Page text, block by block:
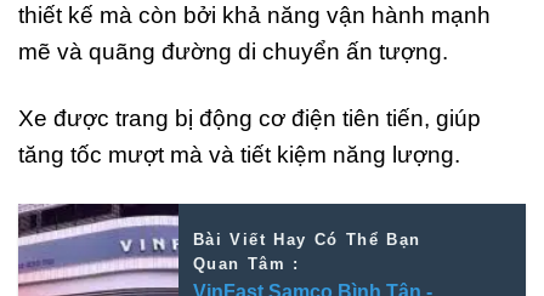
thiết kế mà còn bởi khả năng vận hành mạnh
mẽ và quãng đường di chuyển ấn tượng.
Xe được trang bị động cơ điện tiên tiến, giúp
tăng tốc mượt mà và tiết kiệm năng lượng.
Bài Viết Hay Có Thể Bạn
Quan Tâm :
VinFast Samco Bình Tân -